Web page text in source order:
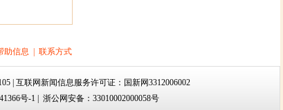
助信息 联系方式
| 互联网新闻信息服务许可证：国新网3312006002
号-1| 浙公网安备：33010002000058号